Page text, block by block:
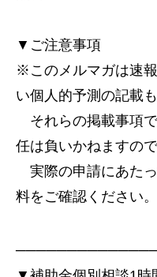
▼ご注意事項
※このメルマガは速
い個人的予測の記載も
それらの掲載事項
任は負いかねますの
実際の申請にあた
料をご確認ください。